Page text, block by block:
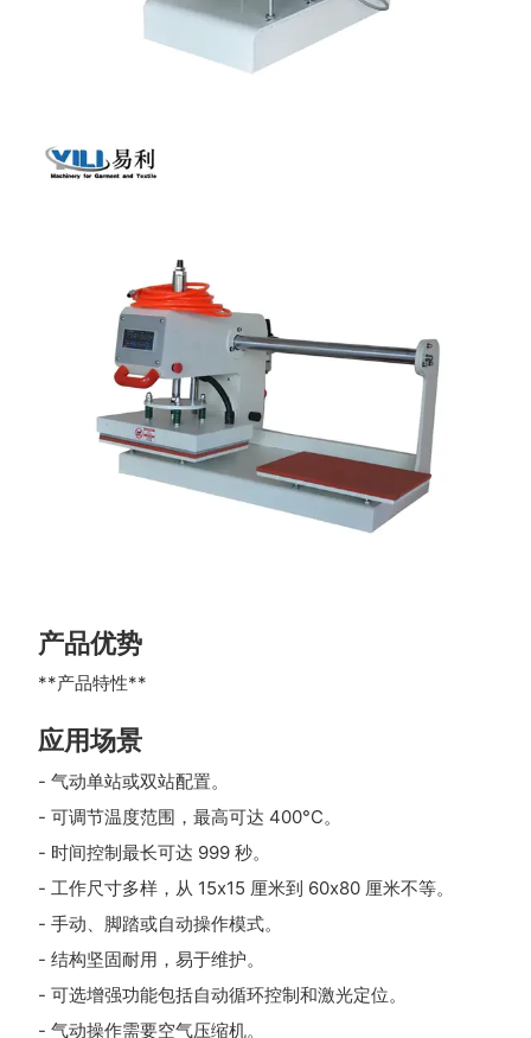
产品优势
**产品特性**
应用场景
- 气动单站或双站配置。
- 可调节温度范围，最高可达 400°C。
- 时间控制最长可达 999 秒。
- 工作尺寸多样，从 15x15 厘米到 60x80 厘米不等。
- 手动、脚踏或自动操作模式。
- 结构坚固耐用，易于维护。
- 可选增强功能包括自动循环控制和激光定位。
- 气动操作需要空气压缩机。